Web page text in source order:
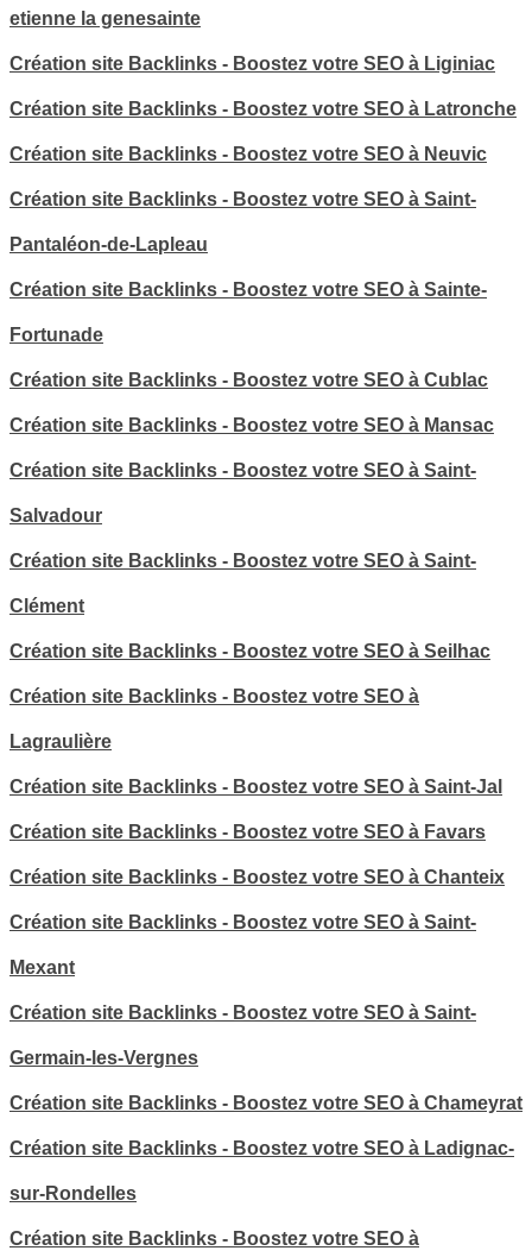
etienne la genesainte
Création site Backlinks - Boostez votre SEO à Liginiac
Création site Backlinks - Boostez votre SEO à Latronche
Création site Backlinks - Boostez votre SEO à Neuvic
Création site Backlinks - Boostez votre SEO à Saint-
Pantaléon-de-Lapleau
Création site Backlinks - Boostez votre SEO à Sainte-
Fortunade
Création site Backlinks - Boostez votre SEO à Cublac
Création site Backlinks - Boostez votre SEO à Mansac
Création site Backlinks - Boostez votre SEO à Saint-
Salvadour
Création site Backlinks - Boostez votre SEO à Saint-
Clément
Création site Backlinks - Boostez votre SEO à Seilhac
Création site Backlinks - Boostez votre SEO à
Lagraulière
Création site Backlinks - Boostez votre SEO à Saint-Jal
Création site Backlinks - Boostez votre SEO à Favars
Création site Backlinks - Boostez votre SEO à Chanteix
Création site Backlinks - Boostez votre SEO à Saint-
Mexant
Création site Backlinks - Boostez votre SEO à Saint-
Germain-les-Vergnes
Création site Backlinks - Boostez votre SEO à Chameyrat
Création site Backlinks - Boostez votre SEO à Ladignac-
sur-Rondelles
Création site Backlinks - Boostez votre SEO à